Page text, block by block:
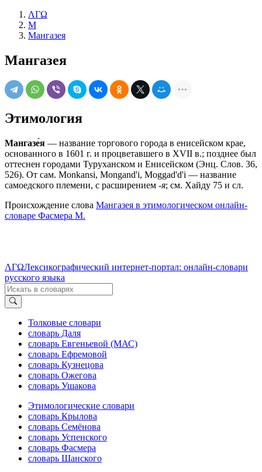
ΛΓΩ
М
Мангазея
Мангазея
Этимология
Мангазе́я — название торгового города в енисейском крае,
основанного в 1601 г. и процветавшего в XVII в.; позднее был
оттеснен городами Туруханском и Енисейском (Энц. Слов. 36,
526). От сам. Мonkansi, Моngаnd'i, Моggаd'd'i — название
самоедского племени, с расширением -я; см. Хайду 75 и сл.
Происхождение слова Мангазея в этимологическом онлайн-
словаре Фасмера М.
ΛΓΩЛексикографический интернет-портал: онлайн-словари
русского языка
Толковые словари
словарь Даля
словарь Евгеньевой (МАС)
словарь Ефремовой
словарь Кузнецова
словарь Ожегова
словарь Ушакова
Этимологические словари
словарь Крылова
словарь Семёнова
словарь Успенского
словарь Фасмера
словарь Шанского